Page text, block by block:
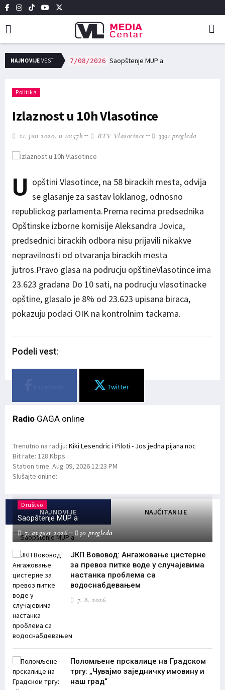
NAJNOVIJE VESTI
и редовне трошкове у области образовања и културе исплаћено 12,7 милиона динара 7/08/2026 Saopštenje MUP a
Politika
Izlaznost u 10h Vlasotince
21. jun 2020. u 10:57h RTV Vlasotince 3391 pregleda
U opštini Vlasotince, na 58 birackih mesta, odvija
se glasanje za sastav loklanog, odnosno
republickog parlamenta.Prema recima predsednika
Opštinske izborne komisije Aleksandra Jovica,
predsednici birackih odbora nisu prijavili nikakve
nepravilnosti od otvaranja birackih mesta
jutros.Pravo glasa na podrucju opštineVlasotince ima
23.623 gradana Do 10 sati, na podrucju vlasotinacke
opštine, glasalo je 8% od 23.623 upisana biraca,
pokazuju podaci OIK na kontrolnim tackama.
Podeli vest:
Twitter
Radio GAGA online
Trenutno na radiju: Kiki Lesendric i Piloti - Jos jedna pijana noc
Bit rate: 128 Kbps
Station time: Aug 09, 202612:23 PM
Slušajte online:
NAJNOVIJE NAJČITANIJE
Društvo
Saopštenje MUP a
7. avgust 2026
30 pregleda
ЈКП Вововод: Ангажовање цистерне
за превоз питке воде у случајевима
настанка проблема са
водоснабдевањем
7. 8. 2026
Поломљене прскалице на Градском
тргу: „Чувајмо заједничку имовину и
наш град“